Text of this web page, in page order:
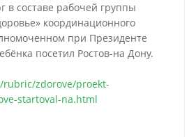
в составе рабочей группы
координационного
при Президенте
посетил Ростов-на Дону.
zdorove/proekt-
startoval-na.html